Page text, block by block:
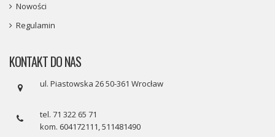
Nowości
Regulamin
KONTAKT DO NAS
ul. Piastowska 26 50-361 Wrocław
tel. 71 322 65 71
kom. 604172111, 511481490